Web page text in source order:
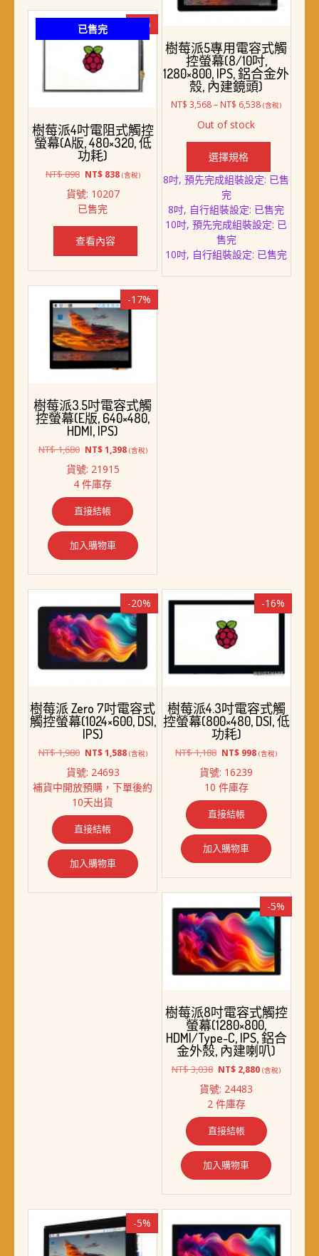
樹莓派5專用電容式觸
控螢幕(8/10吋,
1280×800, IPS, 鋁合金外
殼, 內建鏡頭)
NT$ 3,568– NT$ 6,538價
圍：
NT$ 6,538
(含稅)
Out of stock
選擇規格
此
品
有
種
款
可
在
8吋, 預先完成組裝設定: 已售
完
8吋, 自行組裝設定: 已售完
10吋, 預先完成組裝設定: 已
售完
10吋, 自行組裝設定: 已售完
已售完 -7%
樹莓派4吋電阻式觸控
螢幕(A版, 480×320, 低
功耗)
NT$898 原
價
格：
NT$ 898。
NT$838目
NT$ 838。
(含稅)
貨號: 10207
已售完
查看內容
-17%
樹莓派3.5吋電容式觸
控螢幕(E版, 640×480,
HDMI, IPS)
NT$1,680 原
價
格：
NT$ 1,680。
NT$1,398目
NT$ 1,398。
(含稅)
貨號: 21915
4 件庫存
直接結帳
加入購物車
-20%
樹莓派 Zero 7吋電容式
觸控螢幕(1024×600, DSI,
IPS)
NT$1,980 原
價
格：
NT$ 1,980。
NT$1,588目
格：
(含稅)
貨號: 24693
補貨中開放預購，下單後約
10天出貨
直接結帳
加入購物車
-16%
樹莓派4.3吋電容式觸
控螢幕(800×480, DSI, 低
功耗)
NT$1,188 原
價
格：
NT$ 1,188。
NT$ 998目
NT$ 998。
(含稅)
貨號: 16239
10 件庫存
直接結帳
加入購物車
-5%
樹莓派8吋電容式觸控
螢幕(1280×800,
HDMI/Type-C, IPS, 鋁合
金外殼, 內建喇叭)
NT$3,038 原
價
格：
NT$ 3,038。
NT$ 2,880目
NT$ 2,880。
(含稅)
貨號: 24483
2 件庫存
直接結帳
加入購物車
-5%